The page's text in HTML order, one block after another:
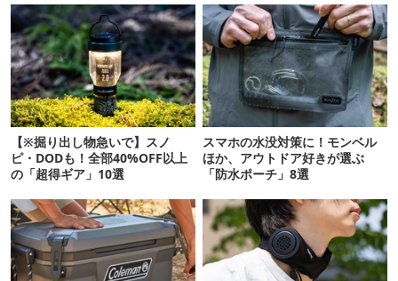
【※掘り出し物急いで】スノ
ピ・DODも！全部40%OFF以上
の「超得ギア」10選
スマホの水没対策に！モンベル
ほか、アウトドア好きが選ぶ
「防水ポーチ」8選